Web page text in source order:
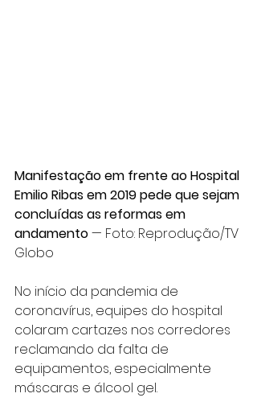
Manifestação em frente ao Hospital
Emilio Ribas em 2019 pede que sejam
concluídas as reformas em
andamento — Foto: Reprodução/TV
Globo
No início da pandemia de
coronavírus, equipes do hospital
colaram cartazes nos corredores
reclamando da falta de
equipamentos, especialmente
máscaras e álcool gel.